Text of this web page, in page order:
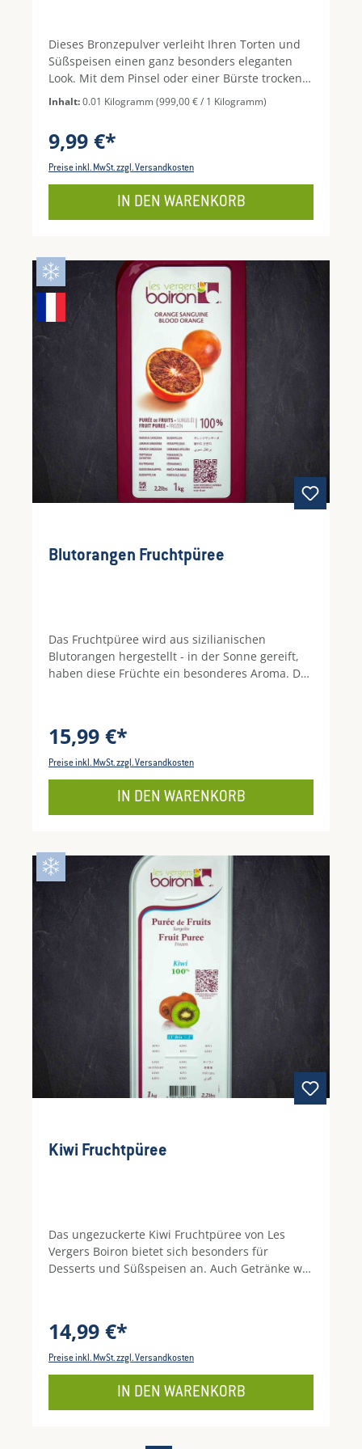
Dieses Bronzepulver verleiht Ihren Torten und
Süßspeisen einen ganz besonders eleganten
Look. Mit dem Pinsel oder einer Bürste trocken
oder mit etwas Alkohol angefeuchtet
aufgetragen verleiht es einen schimmernden
Inhalt:0.01 Kilogramm(999,00 € / 1 Kilogramm)
9,99 €*
Preise inkl. MwSt. zzgl. Versandkosten
IN DEN WARENKORB
Blutorangen Fruchtpüree
Das Fruchtpüree wird aus sizilianischen
Blutorangen hergestellt - in der Sonne gereift,
haben diese Früchte ein besonderes Aroma. Das
15,99 €*
Preise inkl. MwSt. zzgl. Versandkosten
IN DEN WARENKORB
Kiwi Fruchtpüree
Das ungezuckerte Kiwi Fruchtpüree von Les
Vergers Boiron bietet sich besonders für
Desserts und Süßspeisen an. Auch Getränke wie
der Kiwis erhalten. Das Produkt ist zudem frei
von Konservierungs- und Verdickungsmitteln
14,99 €*
Preise inkl. MwSt. zzgl. Versandkosten
IN DEN WARENKORB